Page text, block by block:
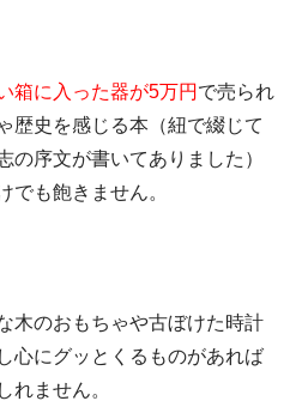
箱に入った器が5万円で売られ
歴史を感じる本（紐で綴じて
の序文が書いてありました）
でも飽きません。
木のおもちゃや古ぼけた時計
心にグッとくるものがあれば
れません。